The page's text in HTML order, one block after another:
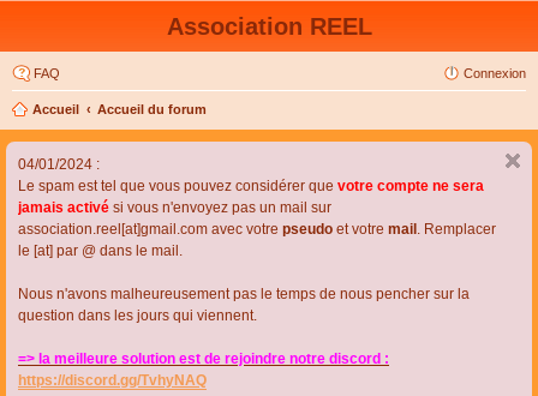
Association REEL
FAQ Connexion
Accueil Accueil du forum
04/01/2024 :
Le spam est tel que vous pouvez considérer que votre compte ne sera
jamais activé si vous n'envoyez pas un mail sur
association.reel[at]gmail.com avec votre pseudo et votre mail . Remplacer
le [at] par @ dans le mail.
Nous n'avons malheureusement pas le temps de nous pencher sur la
question dans les jours qui viennent.
=> la meilleure solution est de rejoindre notre discord :
https://discord.gg/TvhyNAQ